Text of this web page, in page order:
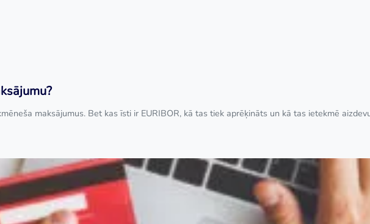
maksājumus. Bet kas īsti ir EURIBOR, kā tas tiek aprēķināts un kā tas ietekmē